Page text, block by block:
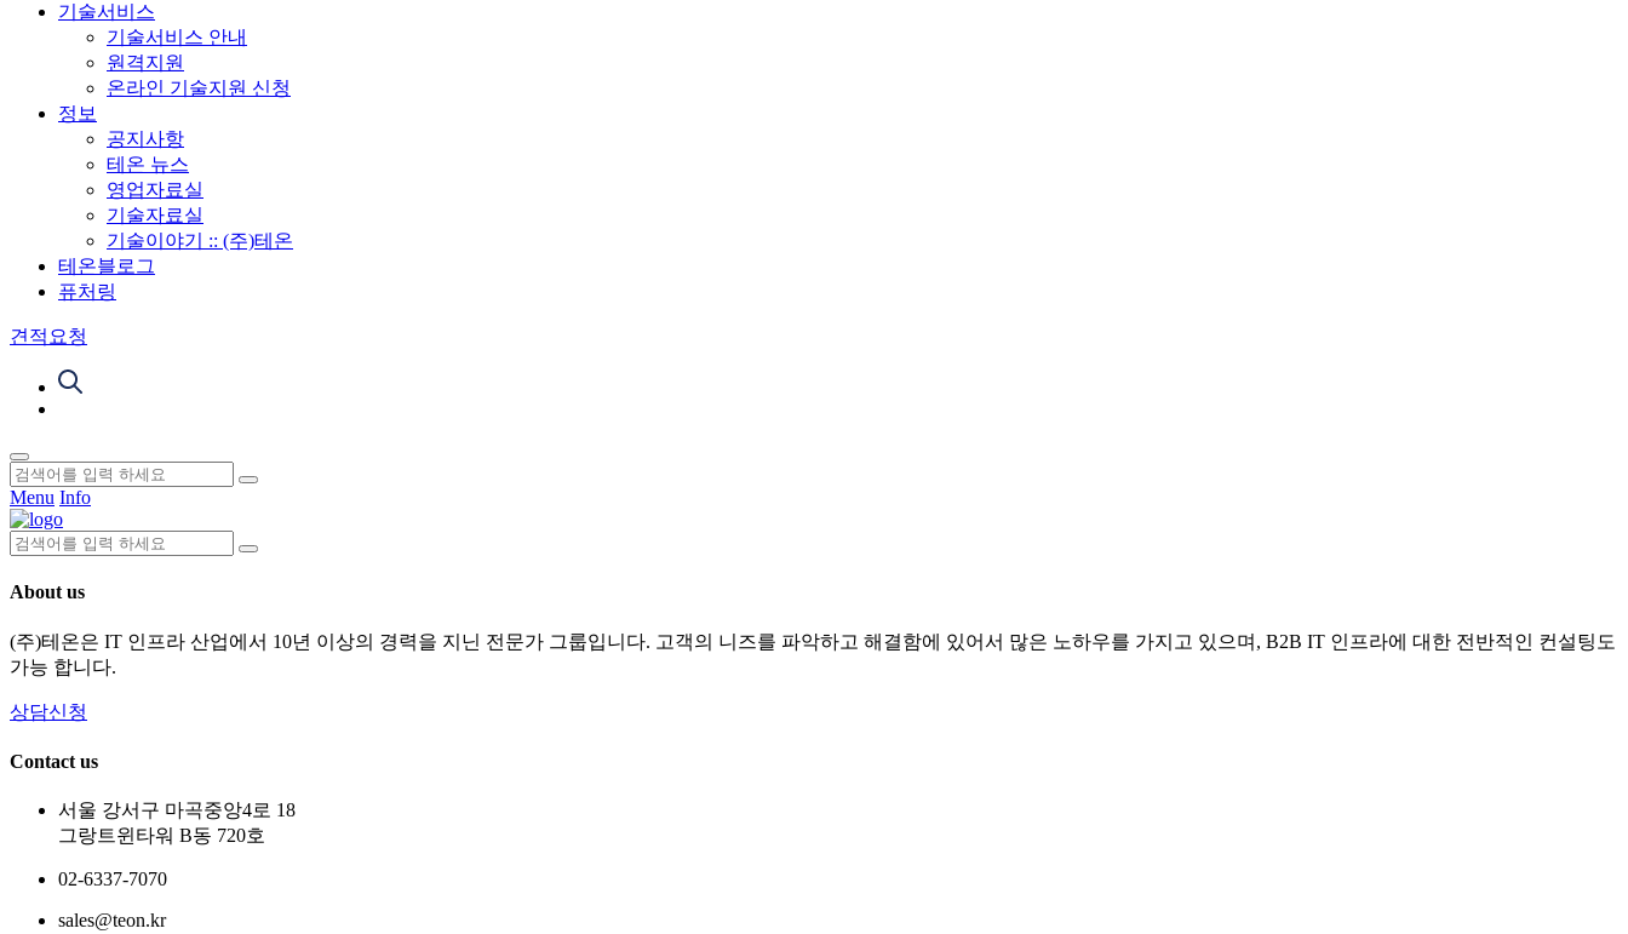
기술서비스
기술서비스 안내
원격지원
온라인 기술지원 신청
정보
공지사항
테온 뉴스
영업자료실
기술자료실
기술이야기 :: (주)테온
테온블로그
퓨처링
견적요청
Menu Info
About us
(주)테온은 IT 인프라 산업에서 10년 이상의 경력을 지닌 전문가 그룹입니다. 고객의 니즈를 파악하고 해결함에 있어서 많은 노하우를 가지고 있으며, B2B IT 인프라에 대한 전반적인 컨설팅도
가능 합니다.
상담신청
Contact us
서울 강서구 마곡중앙4로 18
그랑트윈타워 B동 720호
02-6337-7070
sales@teon.kr